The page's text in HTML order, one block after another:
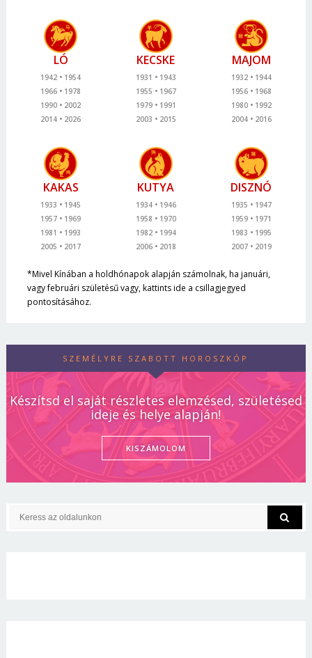
LÓ
1942
1954
1966
1978
1990
2002
2014
2026
KECSKE
1931
1943
1955
1967
1979
1991
2003
2015
MAJOM
1932
1944
1956
1968
1980
1992
2004
2016
KAKAS
1933
1945
1957
1969
1981
1993
2005
2017
KUTYA
1934
1946
1958
1970
1982
1994
2006
2018
DISZNÓ
1935
1947
1959
1971
1983
1995
2007
2019
*Mivel Kínában a holdhónapok alapján számolnak, ha januári,
vagy februári születésű vagy, kattints ide a csillagjegyed
pontosításához.
SZEMÉLYRE SZABOTT HOROSZKÓP
Készítsd el saját részletes elemzésed, születésed
ideje és helye alapján!
KISZÁMOLOM